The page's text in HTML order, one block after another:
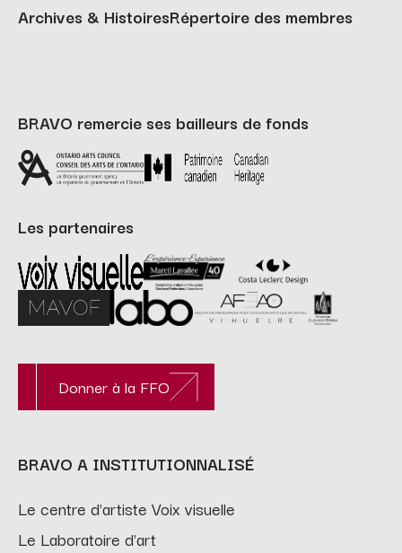
Archives & HistoiresRépertoire des membres
BRAVO remercie ses bailleurs de fonds
Les partenaires
Donner à la FFO
BRAVO A INSTITUTIONNALISÉ
Le centre d'artiste Voix visuelle
Le Laboratoire d'art